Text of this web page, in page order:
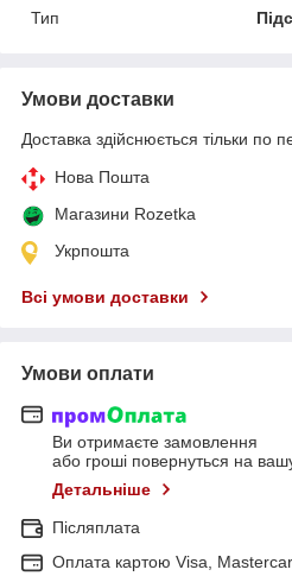
Тип
Умови доставки
Доставка здійснюється тільки по
Нова Пошта
Магазини Rozetka
Укрпошта
Всі умови доставки
Умови оплати
Ви отримаєте замовлення
або гроші повернуться на
Детальніше
Післяплата
Оплата картою Visa,